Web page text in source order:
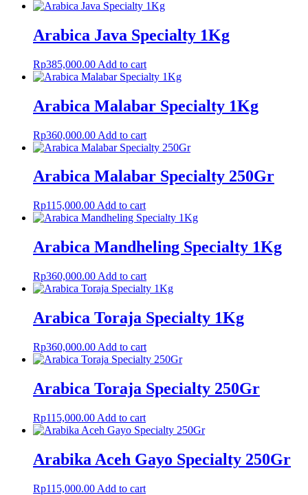
Arabica Java Specialty 1Kg
Rp385,000.00 Add to cart
Arabica Malabar Specialty 1Kg
Rp360,000.00 Add to cart
Arabica Malabar Specialty 250Gr
Rp115,000.00 Add to cart
Arabica Mandheling Specialty 1Kg
Rp360,000.00 Add to cart
Arabica Toraja Specialty 1Kg
Rp360,000.00 Add to cart
Arabica Toraja Specialty 250Gr
Rp115,000.00 Add to cart
Arabika Aceh Gayo Specialty 250Gr
Rp115,000.00 Add to cart